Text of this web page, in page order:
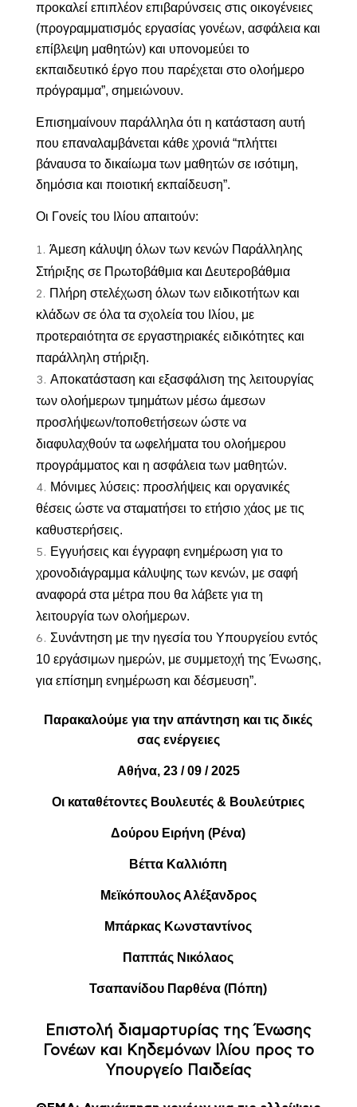
προκαλεί επιπλέον επιβαρύνσεις στις οικογένειες
(προγραμματισμός εργασίας γονέων, ασφάλεια και
επίβλεψη μαθητών) και υπονομεύει το
εκπαιδευτικό έργο που παρέχεται στο ολοήμερο
πρόγραμμα”, σημειώνουν.
Επισημαίνουν παράλληλα ότι η κατάσταση αυτή
που επαναλαμβάνεται κάθε χρονιά “πλήττει
βάναυσα το δικαίωμα των μαθητών σε ισότιμη,
δημόσια και ποιοτική εκπαίδευση”.
Οι Γονείς του Ιλίου απαιτούν:
Άμεση κάλυψη όλων των κενών Παράλληλης
Στήριξης σε Πρωτοβάθμια και Δευτεροβάθμια
Πλήρη στελέχωση όλων των ειδικοτήτων και
κλάδων σε όλα τα σχολεία του Ιλίου, με
προτεραιότητα σε εργαστηριακές ειδικότητες και
παράλληλη στήριξη.
Αποκατάσταση και εξασφάλιση της λειτουργίας
των ολοήμερων τμημάτων μέσω άμεσων
προσλήψεων/τοποθετήσεων ώστε να
διαφυλαχθούν τα ωφελήματα του ολοήμερου
προγράμματος και η ασφάλεια των μαθητών.
Μόνιμες λύσεις: προσλήψεις και οργανικές
θέσεις ώστε να σταματήσει το ετήσιο χάος με τις
καθυστερήσεις.
Εγγυήσεις και έγγραφη ενημέρωση για το
χρονοδιάγραμμα κάλυψης των κενών, με σαφή
αναφορά στα μέτρα που θα λάβετε για τη
λειτουργία των ολοήμερων.
Συνάντηση με την ηγεσία του Υπουργείου εντός
10 εργάσιμων ημερών, με συμμετοχή της Ένωσης,
για επίσημη ενημέρωση και δέσμευση”.
Παρακαλούμε για την απάντηση και τις δικές
σας ενέργειες
Αθήνα, 23 / 09 / 2025
Οι καταθέτοντες Βουλευτές & Βουλεύτριες
Δούρου Ειρήνη (Ρένα)
Βέττα Καλλιόπη
Μεϊκόπουλος Αλέξανδρος
Μπάρκας Κωνσταντίνος
Παππάς Νικόλαος
Τσαπανίδου Παρθένα (Πόπη)
Επιστολή διαμαρτυρίας της Ένωσης
Γονέων και Κηδεμόνων Ιλίου προς το
Υπουργείο Παιδείας